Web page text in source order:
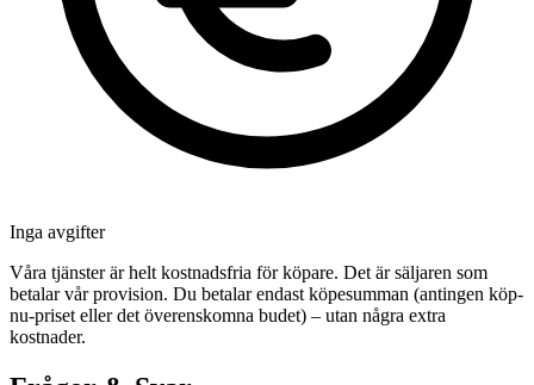
Inga avgifter
Våra tjänster är helt kostnadsfria för köpare. Det är säljaren som
betalar vår provision. Du betalar endast köpesumman (antingen köp-
nu-priset eller det överenskomna budet) – utan några extra
kostnader.